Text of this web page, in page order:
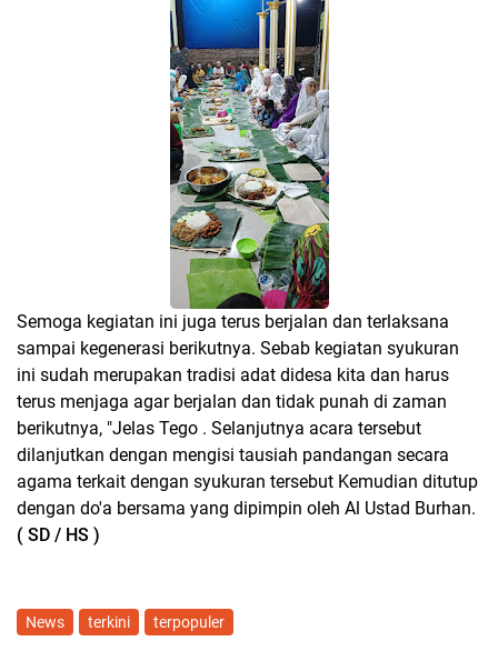
Semoga kegiatan ini juga terus berjalan dan terlaksana
sampai kegenerasi berikutnya. Sebab kegiatan syukuran
ini sudah merupakan tradisi adat didesa kita dan harus
terus menjaga agar berjalan dan tidak punah di zaman
berikutnya, "Jelas Tego . Selanjutnya acara tersebut
dilanjutkan dengan mengisi tausiah pandangan secara
agama terkait dengan syukuran tersebut Kemudian ditutup
dengan do'a bersama yang dipimpin oleh Al Ustad Burhan.
( SD / HS )
News terkini terpopuler